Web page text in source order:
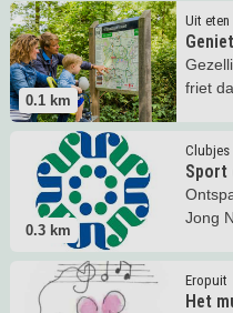
0.1 km
Uit eten
friet
Lees meer Genieten in
0.3 km
Clubjes
Sport
Jong
Lees meer Sport en Spel
Eropuit
Het
Lees meer Het muizenpad